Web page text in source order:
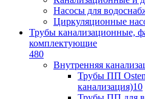
Насосы для
Циркуляционные
Трубы канализационные,
комплектующие
480
Внутренняя
Трубы ПП
канализация)10